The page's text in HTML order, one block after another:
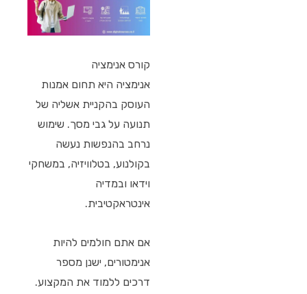
קורס אנימציה
אנימציה היא תחום אמנות
העוסק בהקניית אשליה של
תנועה על גבי מסך. שימוש
נרחב בהנפשות נעשה
בקולנוע, בטלוויזיה, במשחקי
וידאו ובמדיה
אינטראקטיבית.
אם אתם חולמים להיות
אנימטורים, ישנן מספר
דרכים ללמוד את המקצוע.